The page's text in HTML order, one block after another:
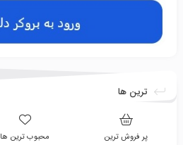
ترین ها
پر فروش ترین محبوب ترین ها